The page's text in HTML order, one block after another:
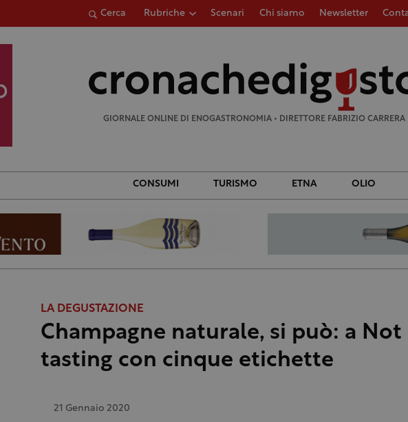
Cerca Rubriche Scenari Chi siamo Newsletter
GIORNALE ONLINE DI ENOGASTRONOMIA • DIRETTORE FABRIZIO CARRERA
CONSUMI TURISMO ETNA OLIO
LA DEGUSTAZIONE
Champagne naturale, si può: a Not
tasting con cinque etichette
21 Gennaio 2020